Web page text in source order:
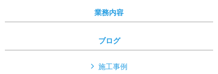
業務内容
ブログ
施工事例